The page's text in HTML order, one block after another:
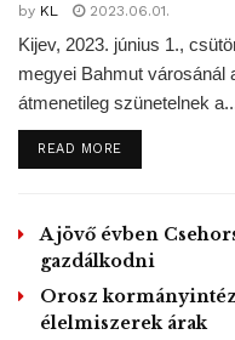
kevesebb elosztható
der Leyen vezette új
és a migrációs ügyekre
egy főre vetített
képviselik, hogy a
legyen a büdzsé,
százaléka a befizetés
by KL 2023.06.01.
Kijev, 2023. június 1.,
megyei Bahmut városánál
átmenetileg szünetelnek
READ MOREDETAILS
A jövő évben
gazdálkodni
Orosz
élelmiszerek árak